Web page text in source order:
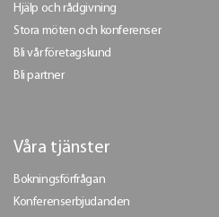
Hjälp och rådgivning
Stora möten och konferenser
Bli vår företagskund
Bli partner
Våra tjänster
Bokningsförfrågan
Konferenserbjudanden